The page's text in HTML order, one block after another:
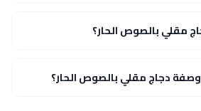
مقلي بالصوص الحار؟
دجاج مقلي بالصوص الحار؟